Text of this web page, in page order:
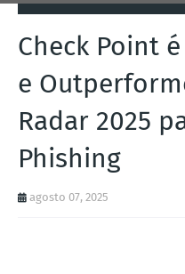
Check Point
e
Radar 2025
Phishing
agosto 07, 2025